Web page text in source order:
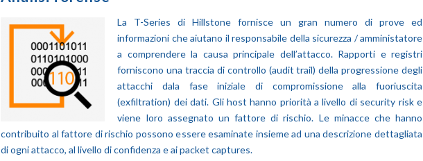
La T-Series di Hillstone fornisce un gran numero di prove ed
informazioni che aiutano il responsabile della sicurezza / amministatore
a comprendere la causa principale dell’attacco. Rapporti e registri
forniscono una traccia di controllo (audit trail) della progressione degli
attacchi dala fase iniziale di compromissione alla fuoriuscita
(exfiltration) dei dati. Gli host hanno priorità a livello di security risk e
viene loro assegnato un fattore di rischio. Le minacce che hanno
contribuito al fattore di rischio possono essere esaminate insieme ad una descrizione dettagliata
di ogni attacco, al livello di confidenza e ai packet captures.